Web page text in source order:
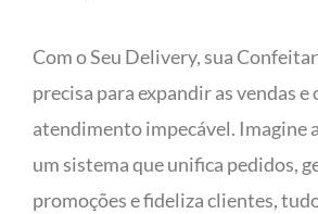
Com o Seu Delivery, sua
precisa para expandir as vendas e
atendimento impecável. Imagine
um sistema que unifica pedidos,
promoções e fideliza clientes,